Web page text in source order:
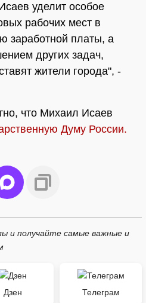
уделит особое
рабочих мест в
заработной платы, а
других задач,
жители города", -
что Михаил Исаев
Думу России.
и получайте самые важные и
Дзен Телеграм